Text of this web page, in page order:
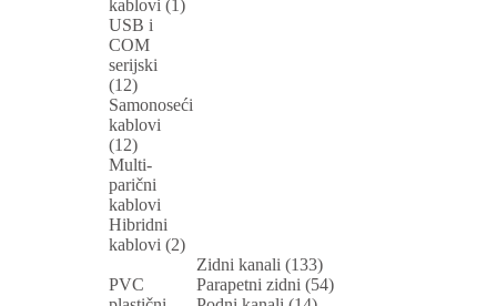
kablovi (1)
USB i
COM
serijski
(12)
Samonoseći
kablovi
(12)
Multi-
parični
kablovi
Hibridni
kablovi (2)
PVC
Zidni kanali (133)
Parapetni zidni (54)